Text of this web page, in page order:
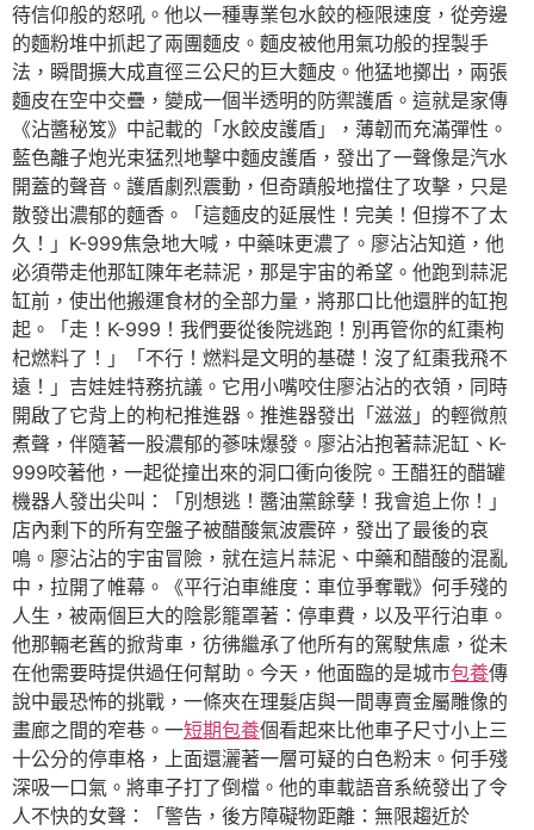
待信仰般的怒吼。他以一種專業包水餃的極限速度，從旁邊
的麵粉堆中抓起了兩團麵皮。麵皮被他用氣功般的捏製手
法，瞬間擴大成直徑三公尺的巨大麵皮。他猛地擲出，兩張
麵皮在空中交疊，變成一個半透明的防禦護盾。這就是家傳
《沾醬秘笈》中記載的「水餃皮護盾」，薄韌而充滿彈性。
藍色離子炮光束猛烈地擊中麵皮護盾，發出了一聲像是汽水
開蓋的聲音。護盾劇烈震動，但奇蹟般地擋住了攻擊，只是
散發出濃郁的麵香。「這麵皮的延展性！完美！但撐不了太
久！」K-999焦急地大喊，中藥味更濃了。廖沾沾知道，他
必須帶走他那缸陳年老蒜泥，那是宇宙的希望。他跑到蒜泥
缸前，使出他搬運食材的全部力量，將那口比他還胖的缸抱
起。「走！K-999！我們要從後院逃跑！別再管你的紅棗枸
杞燃料了！」「不行！燃料是文明的基礎！沒了紅棗我飛不
遠！」吉娃娃特務抗議。它用小嘴咬住廖沾沾的衣領，同時
開啟了它背上的枸杞推進器。推進器發出「滋滋」的輕微煎
煮聲，伴隨著一股濃郁的蔘味爆發。廖沾沾抱著蒜泥缸、K-
999咬著他，一起從撞出來的洞口衝向後院。王醋狂的醋罐
機器人發出尖叫：「別想逃！醬油黨餘孽！我會追上你！」
店內剩下的所有空盤子被醋酸氣波震碎，發出了最後的哀
鳴。廖沾沾的宇宙冒險，就在這片蒜泥、中藥和醋酸的混亂
中，拉開了帷幕。《平行泊車維度：車位爭奪戰》何手殘的
人生，被兩個巨大的陰影籠罩著：停車費，以及平行泊車。
他那輛老舊的掀背車，彷彿繼承了他所有的駕駛焦慮，從未
在他需要時提供過任何幫助。今天，他面臨的是城市包養傳
說中最恐怖的挑戰，一條夾在理髮店與一間專賣金屬雕像的
畫廊之間的窄巷。一短期包養個看起來比他車子尺寸小上三
十公分的停車格，上面還灑著一層可疑的白色粉末。何手殘
深吸一口氣。將車子打了倒檔。他的車載語音系統發出了令
人不快的女聲：「警告，後方障礙物距離：無限趨近於